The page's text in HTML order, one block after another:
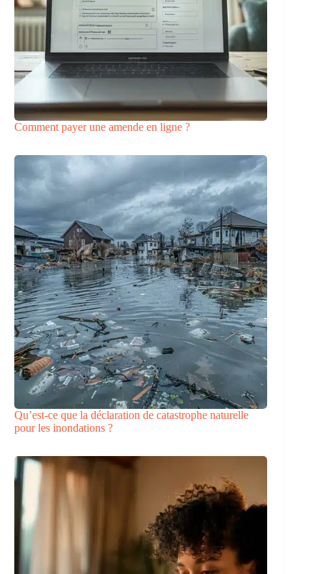
Comment payer une amende en ligne ?
Qu’est-ce que la déclaration de catastrophe naturelle
pour les inondations ?